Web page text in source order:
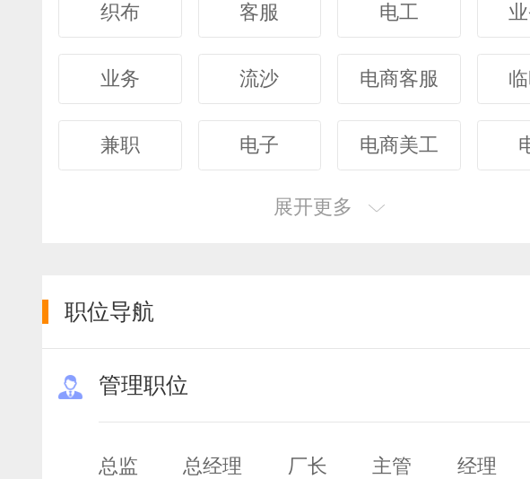
织布 客服 电工
业务 流沙 电商客服
兼职 电子 电商美工
展开更多
职位导航
管理职位
总监 总经理 厂长 主管
经理